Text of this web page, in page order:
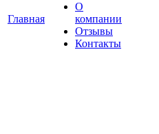
Главная
О
компании
Отзывы
Контакты